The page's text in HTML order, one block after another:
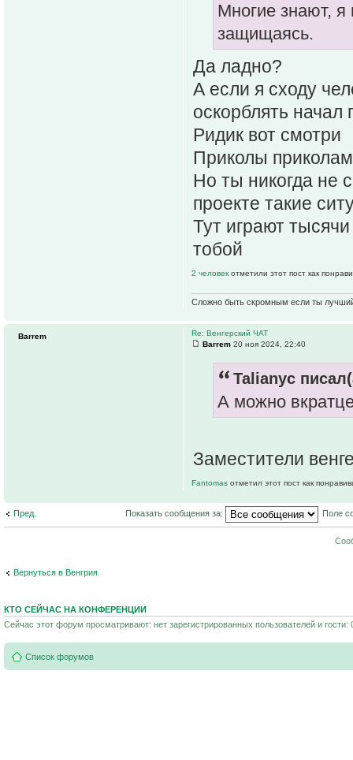
Многие знают, я
защищаясь.
Да ладно?
А если я сходу
оскорблять начал
Ридик вот смотри
Приколы
Но ты никогда не
проекте такие
Тут играют
тобой
2 человек отметили этот пост как
Сложно быть скромным если ты
Re: Венгерский ЧАТ
Barrem 20 ноя 2024, 22:40
Talianyc
А можно
Заместители
Fantomas отметил этот пост как
Barrem
Пред. Показать сообщения за: Поле
Вернуться в Венгрия
КТО СЕЙЧАС НА КОНФЕРЕНЦИИ
Сейчас этот форум просматривают: нет зарегистрированных пользователей и гости:
Список форумов